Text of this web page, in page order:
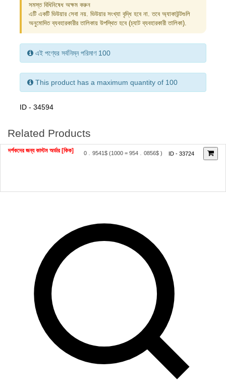
সমস্ত বিধিনিষেধ অক্ষম করুন
এটি একটি ভিউয়ার সেবা নয়. ভিউয়ার সংখ্যা বৃদ্ধি হবে না. তবে অ্যাকাউন্টগুলি
অনুমোদিত ব্যবহারকারীর তালিকায় উপস্থিত হবে (চ্যাট ব্যবহারকারী তালিকা).
এই পণ্যের সর্বনিম্ন পরিমাণ 100
This product has a maximum quantity of 100
ID - 34594
Related Products
দর্শকদের জন্য কাস্টম অর্ডার [কিক] 0﹒9541$ (1000 = 954﹒0856$ ) ID - 33724